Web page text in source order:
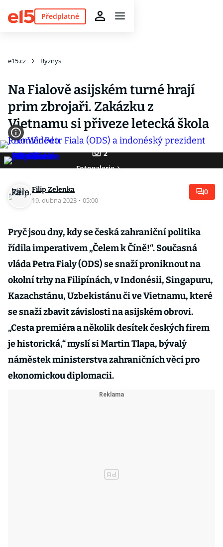
Předplatné
e15.cz Byznys
Na Fialově asijském turné hrají
prim zbrojaři. Zakázku z
Vietnamu si přiveze letecká škola
2
Fotogalerie
Filip Zelenka
19. dubna 2023 · 05:00
0
Pryč jsou dny, kdy se česká zahraniční politika
řídila imperativem „Čelem k Číně!“. Současná
vláda Petra Fialy (ODS) se snaží proniknout na
okolní trhy na Filipínách, v Indonésii, Singapuru,
Kazachstánu, Uzbekistánu či ve Vietnamu, které
se snaží zbavit závislosti na asijském obrovi.
„Cesta premiéra a několik desítek českých firem
je historická,“ myslí si Martin Tlapa, bývalý
náměstek ministerstva zahraničních věcí pro
ekonomickou diplomacii.